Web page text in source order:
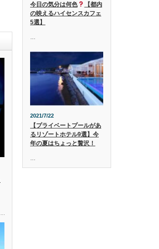
今日の気分は何色
【都内
の映えるハイセンスカフェ
5選】
2021/7/22
【プライベートプールがあ
るリゾートホテル9選】今
年の夏はちょっと贅沢！